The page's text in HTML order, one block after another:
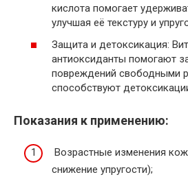
кислота помогает
улучшая её текстуру и
Защита и детоксикация:
антиоксиданты помогают
повреждений свободными
способствуют
Показания к применению:
Возрастные изменения
снижение упругости);